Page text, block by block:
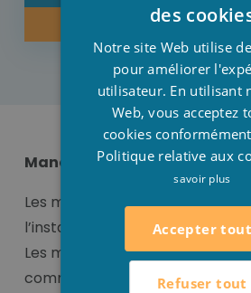
ACHETER
Manchon/ manchon mixte
Les meilleurs manchons et
l’installation de votre piscine
Les manchons/ manchons
comme matériaux idéal pour
des
Notre site Web utilise
pour améliorer
utilisateur. En utilisant
Web, vous acceptez
cookies
Politique relative aux
savoir plus
Accepter tout
Refuser tout